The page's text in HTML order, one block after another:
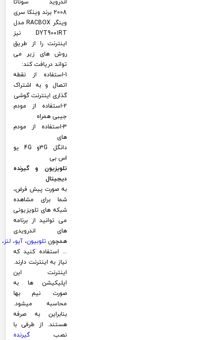
2008 برند وینکا سری
وینگر RACBOX مدل
DYT9001RT نیز
اینترنت را از طریق
روش های زیر می
تواند دریافت کند:
1-استفاده از نقطه
اتصال و به اشتراک
گذاری اینترنت گوشی
2-استفاده از مودم
جیبی همراه
3-استفاده از مودم
های
دانگل 3Gو 4G یو
اس بی
تلویزیون و گیرنده
دیجیتال
به صورت پیش فرض،
شما برای مشاهده
شبکه های تلویزیونی
می توانید از برنامه
های اندرویدی
همچون تلوبیون، آیو، لنز،
... استفاده کنید که
نیاز به اینترنت دارند.
اینترنت این
اپلیکیشن ها به
صورت نیم بها
محاسبه میشود.
بنابراین به صرفه
هستند. از طرفی با
نصبگیرنده